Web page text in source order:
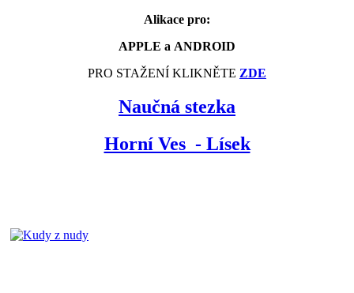
Alikace pro:
APPLE a ANDROID
PRO STAŽENÍ KLIKNĚTE ZDE
Naučná stezka
Horní Ves - Lísek